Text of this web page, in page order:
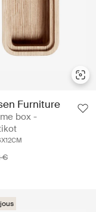
Furniture
box -
€